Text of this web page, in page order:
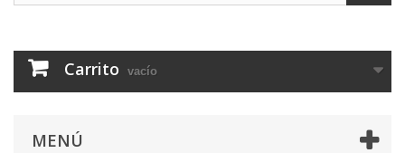
Carrito vacío
MENÚ